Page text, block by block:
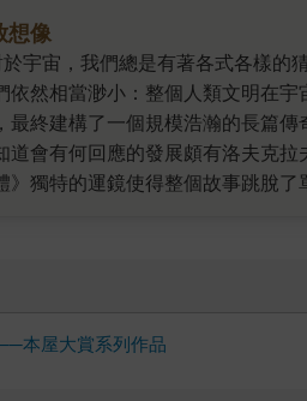
想像
依然相當渺小：整個人類文明在
最終建構了一個規模浩瀚的長篇
道會有何回應的發展頗有洛夫克
》獨特的運鏡使得整個故事跳脫
都在一線之間，隱藏自己的存在
事至此宇宙已深不見底，但在第
洛夫克拉夫特恐怖的韻味，在這
本屋大賞系列作品